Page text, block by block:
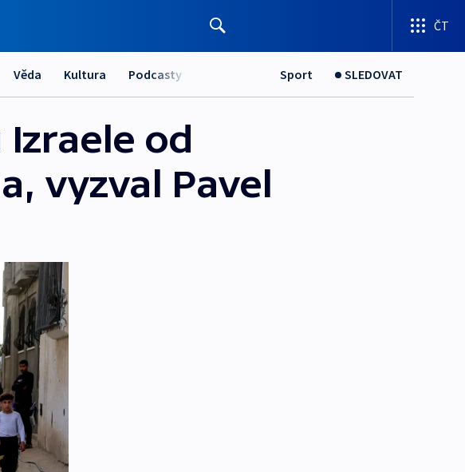
ČT
Věda Kultura Podcasty Sport SLEDOVAT
od
vyzval Pavel